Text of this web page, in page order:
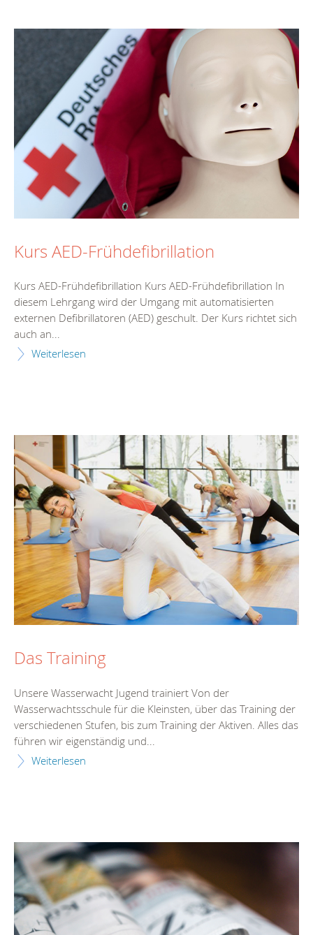
Kurs AED-Frühdefibrillation
Kurs AED-Frühdefibrillation Kurs AED-Frühdefibrillation In
diesem Lehrgang wird der Umgang mit automatisierten
externen Defibrillatoren (AED) geschult. Der Kurs richtet sich
auch an...
Weiterlesen
Das Training
Unsere Wasserwacht Jugend trainiert Von der
Wasserwachtsschule für die Kleinsten, über das Training der
verschiedenen Stufen, bis zum Training der Aktiven. Alles das
führen wir eigenständig und...
Weiterlesen